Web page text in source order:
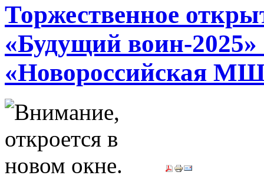
Торжественное
«Будущий воин-2025»
«Новороссийская